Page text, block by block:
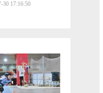
30 17:16:50